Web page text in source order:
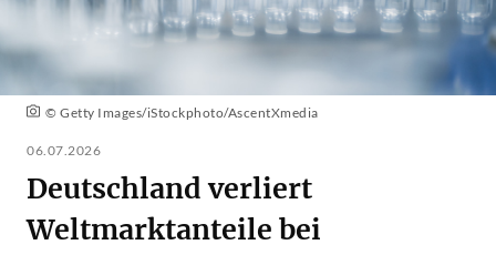
© Getty Images/iStockphoto/AscentXmedia
06.07.2026
Deutschland verliert
Weltmarktanteile bei